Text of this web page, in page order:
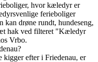
hvor kæledyr er
ferieboliger
kan drøne rundt, hundeseng,
hak ved filteret "Kæledyr
Vrbo.
kigger efter i Friedenau, er